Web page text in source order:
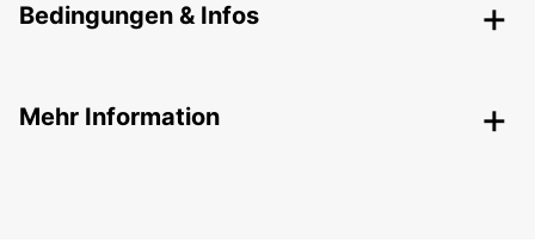
Bedingungen & Infos
Mehr Information